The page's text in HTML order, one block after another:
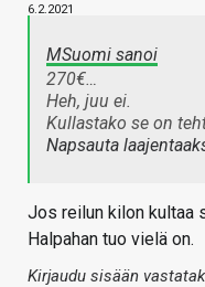
6.2.2021
MSuomi sanoi
270€…
Heh, juu ei.
Kullastako se on
Napsauta
Jos reilun kilon kultaa
Halpahan tuo vielä on.
Kirjaudu sisään